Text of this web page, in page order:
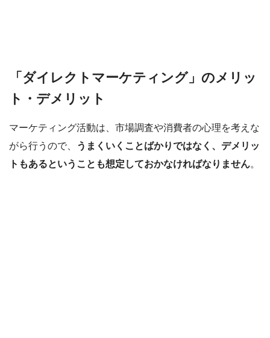
「ダイレクトマーケティング」のメリッ
ト・デメリット
マーケティング活動は、市場調査や消費者の心理を考えな
がら行うので、
うまくいくことばかりではなく、デメリッ
トもあるということも想定しておかなければなりません。